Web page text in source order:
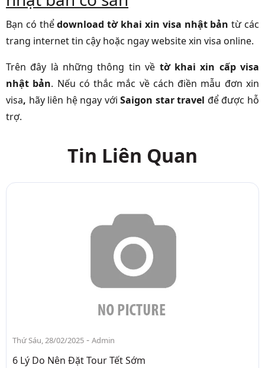
Bạn có thểdownload tờ khai xin visa nhật bản từ các
trang internet tin cậy hoặc ngay website xin visa online.
Trên đây là những thông tin về tờ khai xin cấp visa
nhật bản. Nếu có thắc mắc về cách điền mẫu đơn xin
visa, hãy liên hệ ngay vớiSaigon star travel để được hỗ
trợ.
Tin Liên Quan
Thứ Sáu, 28/02/2025 - Admin
6 Lý Do Nên Đặt Tour Tết Sớm